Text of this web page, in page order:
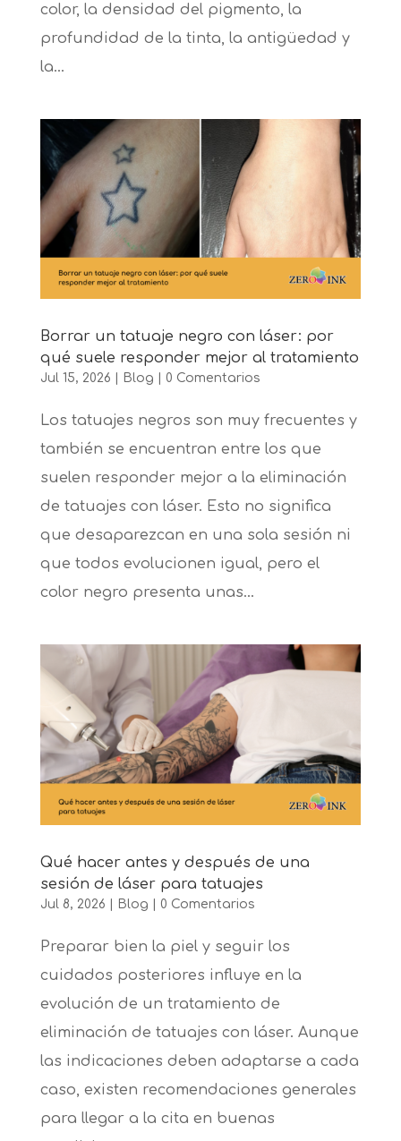
color, la densidad del pigmento, la
profundidad de la tinta, la antigüedad y
la...
Borrar un tatuaje negro con láser: por
qué suele responder mejor al tratamiento
Jul 15, 2026 Blog 0 Comentarios
Los tatuajes negros son muy frecuentes y
también se encuentran entre los que
suelen responder mejor a la eliminación
de tatuajes con láser. Esto no significa
que desaparezcan en una sola sesión ni
que todos evolucionen igual, pero el
color negro presenta unas...
Qué hacer antes y después de una
sesión de láser para tatuajes
Jul 8, 2026 Blog 0 Comentarios
Preparar bien la piel y seguir los
cuidados posteriores influye en la
evolución de un tratamiento de
eliminación de tatuajes con láser. Aunque
las indicaciones deben adaptarse a cada
caso, existen recomendaciones generales
para llegar a la cita en buenas